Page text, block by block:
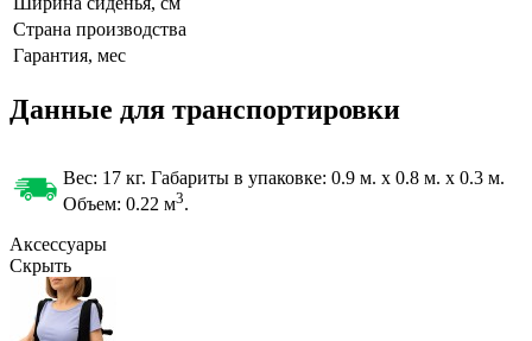
Страна производства
Гарантия, мес
Данные для транспортировки
Вес: 17 кг. Габариты в упаковке: 0.9 м. x 0.8 м. x 0.3 м.
Объем: 0.22 м3.
Аксессуары
Скрыть